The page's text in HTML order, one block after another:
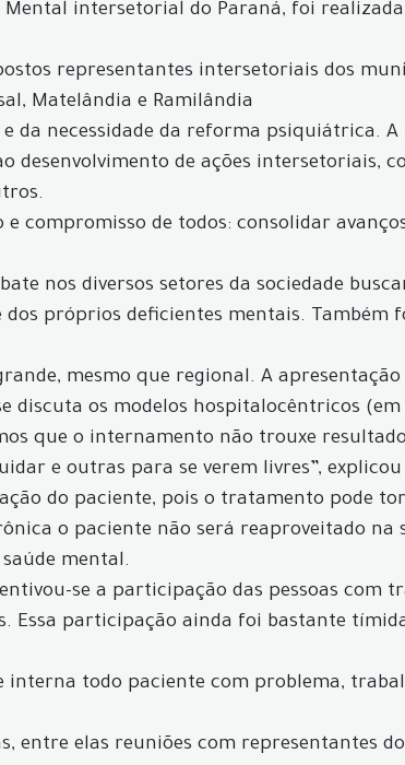
intersetorial do Paraná, foi
representantes intersetoriais dos
Matelândia e Ramilândia
da necessidade da reforma psiquiátrica.
desenvolvimento de ações intersetoriais,
compromisso de todos: consolidar
nos diversos setores da sociedade
próprios deficientes mentais. Também
mesmo que regional. A
os modelos hospitalocêntricos
que o internamento não trouxe
e outras para se verem livres”,
do paciente, pois o tratamento pode
o paciente não será reaproveitado na
mental.
se a participação das pessoas com
Essa participação ainda foi bastante
interna todo paciente com problema,
entre elas reuniões com representantes